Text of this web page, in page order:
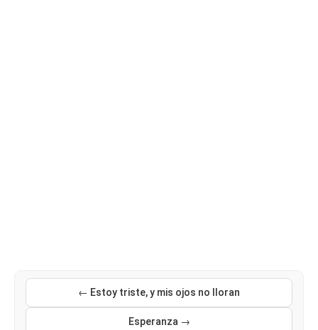
← Estoy triste, y mis ojos no lloran
Esperanza →